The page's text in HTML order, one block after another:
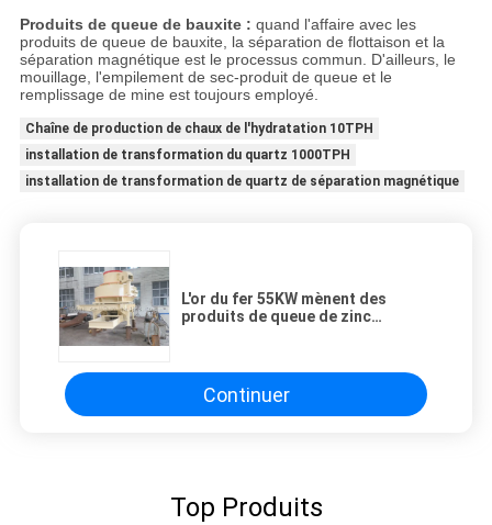
Produits de queue de bauxite : quand l'affaire avec les
produits de queue de bauxite, la séparation de flottaison et la
séparation magnétique est le processus commun. D'ailleurs, le
mouillage, l'empilement de sec-produit de queue et le
remplissage de mine est toujours employé.
Chaîne de production de chaux de l'hydratation 10TPH
installation de transformation du quartz 1000TPH
installation de transformation de quartz de séparation magnétique
L'or du fer 55KW mènent des
produits de queue de zinc
Continuer
Top Produits